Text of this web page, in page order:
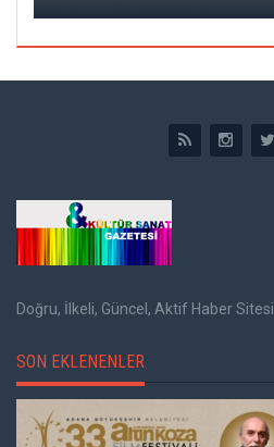
Doğru, İlkeli, Güncel, Aktif Haber Sitesi
SON EKLENENLER